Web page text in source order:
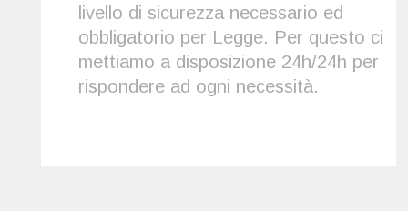
livello di sicurezza necessario ed
obbligatorio per Legge. Per questo ci
mettiamo a disposizione 24h/24h per
rispondere ad ogni necessità.